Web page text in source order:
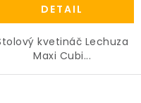
DETAIL
kvetináč Lechuza
Maxi Cubi...